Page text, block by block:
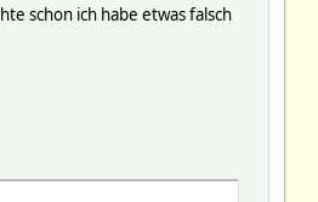
schon ich habe etwas falsch